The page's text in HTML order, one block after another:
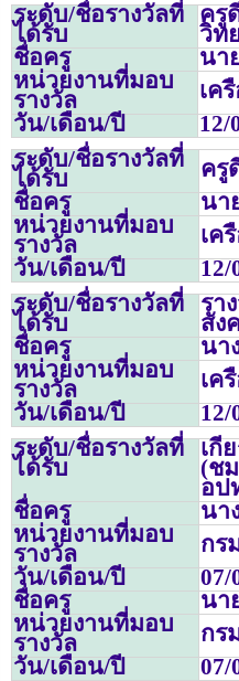
ระดับ/ชื่อรางวัลที่
ได้รับ
ครู
วิท
ชื่อครู
นา
หน่วยงานที่มอบ
รางวัล
เค
วัน/เดือน/ปี
12/
ระดับ/ชื่อรางวัลที่
ได้รับ
ครู
ชื่อครู
นา
หน่วยงานที่มอบ
รางวัล
เค
วัน/เดือน/ปี
12/
ระดับ/ชื่อรางวัลที่
ได้รับ
ร
สัง
ชื่อครู
นา
หน่วยงานที่มอบ
รางวัล
เค
วัน/เดือน/ปี
12/
ระดับ/ชื่อรางวัลที่
ได้รับ
เกี
(ช
อป
ชื่อครู
นา
หน่วยงานที่มอบ
รางวัล
กร
วัน/เดือน/ปี
07/
ชื่อครู
นา
หน่วยงานที่มอบ
รางวัล
กร
วัน/เดือน/ปี
07/